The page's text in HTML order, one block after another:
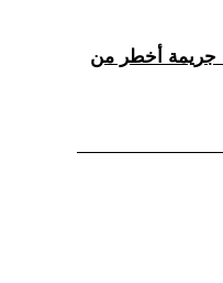
جريمة أخطر من